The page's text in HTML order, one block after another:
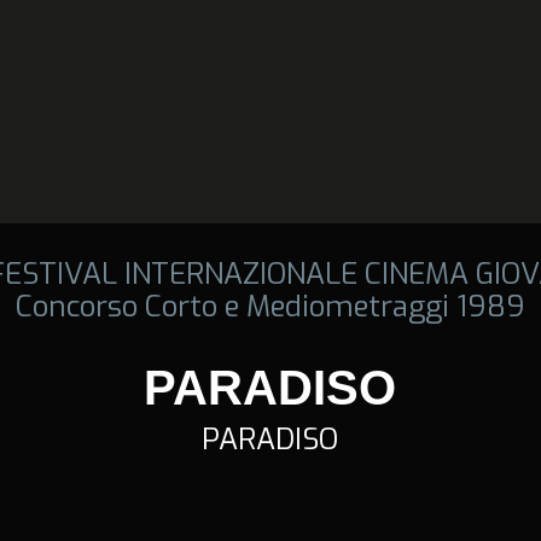
INTERNAZIONALE CINEMA
Concorso Corto e Mediometraggi 1989
PARADISO
PARADISO